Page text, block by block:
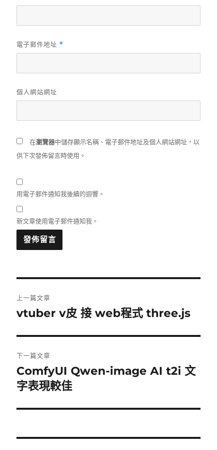
電子郵件地址 *
個人網站網址
在瀏覽器中儲存顯示名稱、電子郵件地址及個人網站網址，以
供下次發佈留言時使用。
用電子郵件通知我後續的迴響。
新文章使用電子郵件通知我。
章
覽
上一篇文章
上
篇
文
章:
vtuber v皮 接 web程式 three.js
下一篇文章
下
一
文
ComfyUI Qwen-image AI t2i 文
字表現較佳